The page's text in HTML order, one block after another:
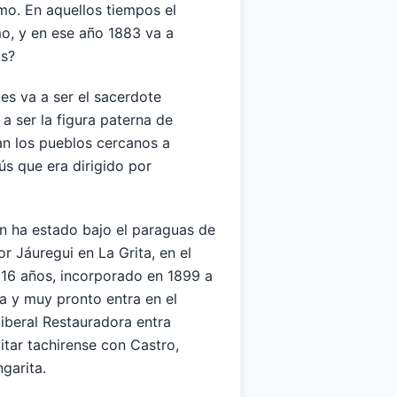
En aquellos tiempos el
y en ese año 1883 va a
va a ser el sacerdote
ser la figura paterna de
los pueblos cercanos a
que era dirigido por
ha estado bajo el paraguas de
Jáuregui en La Grita, en el
años, incorporado en 1899 a
y muy pronto entra en el
Restauradora entra
tachirense con Castro,